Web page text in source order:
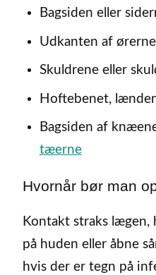
Bagsiden eller
Udkanten af ørerne
Skuldrene eller
Hoftebenet,
Bagsiden af
tæerne
Hvornår bør man
Kontakt straks lægen,
på huden eller åbne
hvis der er tegn på